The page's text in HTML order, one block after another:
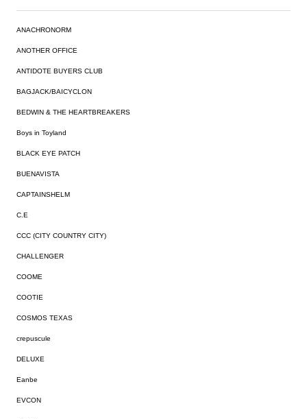
ANACHRONORM
ANOTHER OFFICE
ANTIDOTE BUYERS CLUB
BAGJACK/BAICYCLON
BEDWIN & THE HEARTBREAKERS
Boys in Toyland
BLACK EYE PATCH
BUENAVISTA
CAPTAINSHELM
C.E
CCC (CITY COUNTRY CITY)
CHALLENGER
COOME
COOTIE
COSMOS TEXAS
crepuscule
DELUXE
Eanbe
EVCON